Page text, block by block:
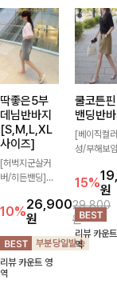
딱좋은5부
데님반바지
[S,M,L,XL
사이즈]
[허벅지군살커
버/히든밴딩]여
와이드핏과 부담
없는 5부 기장
으로 편안하게
즐기기 좋은 데
님 팬츠 ✨ 빈티
지한 워싱감이
10%26,900
원
29,800
원
리뷰 카운트 영
역
쿨코튼
밴딩반바
[베이직컬
성/부해보
지는 핏으
안하면서도
럽게 입어지
밴딩 반바지
넉넉한 포
테일 더해져
15%원
리뷰 카운
역